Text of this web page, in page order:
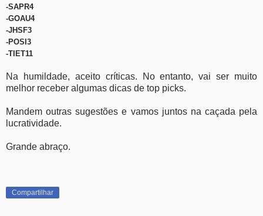
-SAPR4
-GOAU4
-JHSF3
-POSI3
-TIET11
Na humildade, aceito críticas. No entanto, vai ser muito
melhor receber algumas dicas de top picks.
Mandem outras sugestões e vamos juntos na caçada pela
lucratividade.
Grande abraço.
Compartilhar